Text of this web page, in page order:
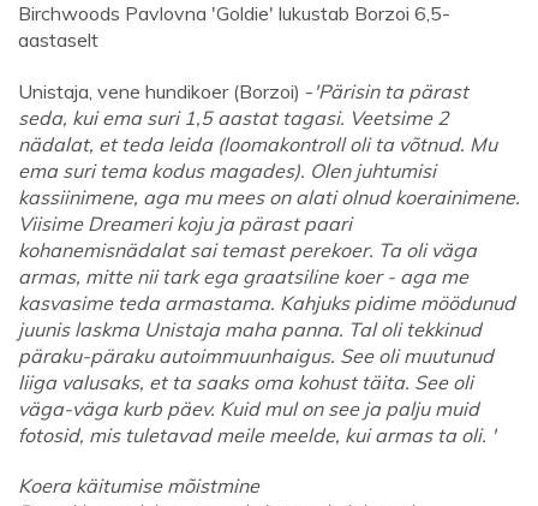
Birchwoods Pavlovna 'Goldie' lukustab Borzoi 6,5-
aastaselt
Unistaja, vene hundikoer (Borzoi) - 'Pärisin ta pärast
seda, kui ema suri 1,5 aastat tagasi. Veetsime 2
nädalat, et teda leida (loomakontroll oli ta võtnud. Mu
ema suri tema kodus magades). Olen juhtumisi
kassiinimene, aga mu mees on alati olnud koerainimene.
Viisime Dreameri koju ja pärast paari
kohanemisnädalat sai temast perekoer. Ta oli väga
armas, mitte nii tark ega graatsiline koer - aga me
kasvasime teda armastama. Kahjuks pidime möödunud
juunis laskma Unistaja maha panna. Tal oli tekkinud
päraku-päraku autoimmuunhaigus. See oli muutunud
liiga valusaks, et ta saaks oma kohust täita. See oli
väga-väga kurb päev. Kuid mul on see ja palju muid
fotosid, mis tuletavad meile meelde, kui armas ta oli. '
Koera käitumise mõistmine